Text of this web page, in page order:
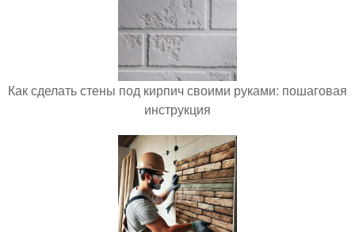
Как сделать стены под кирпич своими руками: пошаговая
инструкция